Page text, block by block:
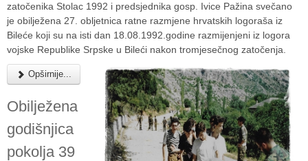
zatočenika Stolac 1992 i predsjednika gosp. Ivice Pažina svečano
je obilježena 27. obljetnica ratne razmjene hrvatskih logoraša iz
Bileće koji su na isti dan 18.08.1992.godine razmijenjeni iz logora
vojske Republike Srpske u Bileći nakon tromjesečnog zatočenja.
Opširnije...
Obilježena
godišnjica
pokolja 39